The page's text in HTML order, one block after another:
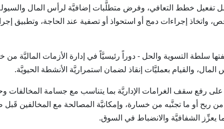
تفعيل خطط التعافي، وفرض متطلَّبات إضافيَّة لرأس المال والسيولة،
واتخاذ إجراءات دمج أو استحواذ أو تصفية عند الحاجة،
سلطة التسوية والحل - دوراً رئيسيَّاً في إدارة الأزمات الماليَّة
والقيام بعمليَّات إنقاذ لضمان استمراريَّة الأنشطة الحيويَّة.
رفع سقف الغرامات الإداريَّة بما يتناسب مع جسامة المخالفات
أو ما تجنَّبه من خسارة، وإمكانيَّة المصالحة مع المخالفين قَبل
يعزِّز الشفافيَّة والانضباط في السوق.